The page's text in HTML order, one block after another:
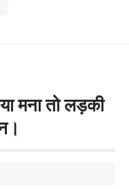
मना तो लड़की